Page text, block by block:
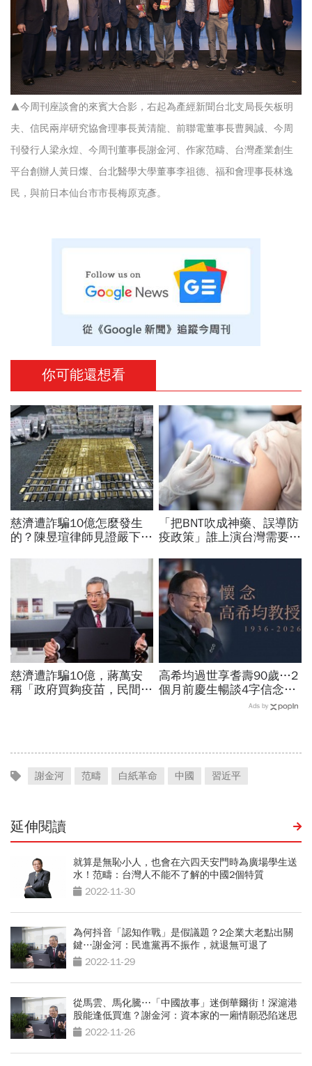
▲今周刊座談會的來賓大合影，右起為產經新聞台北支局長矢板明
夫、信民兩岸研究協會理事長黃清龍、前聯電董事長曹興誠、今周
刊發行人梁永煌、今周刊董事長謝金河、作家范疇、台灣產業創生
平台創辦人黃日燦、台北醫學大學董事李祖德、福和會理事長林逸
民，與前日本仙台市市長梅原克彥。
你可能還想看
慈濟遭詐騙10億怎麼發生
的？陳昱瑄律師見證嚴下跪
「把BNT吹成神藥、誤導防
疫政策」誰上演台灣需要中
瑾：還防疫團隊一個公道
慈濟遭詐騙10億，蔣萬安
稱「政府買夠疫苗，民間就
高希均過世享耆壽90歲…2
個月前慶生暢談4字信念，
回憶錄給讀者忠告：自求多
Ads by
謝金河 范疇 白紙革命 中國 習近平
延伸閱讀
就算是無恥小人，也會在六四天安門時為廣場學生送
水！范疇：台灣人不能不了解的中國2個特質
2022-11-30
為何抖音「認知作戰」是假議題？2企業大老點出關
鍵…謝金河：民進黨再不振作，就退無可退了
2022-11-29
從馬雲、馬化騰⋯「中國故事」迷倒華爾街！深滬港
股能逢低買進？謝金河：資本家的一廂情願恐陷迷思
2022-11-26